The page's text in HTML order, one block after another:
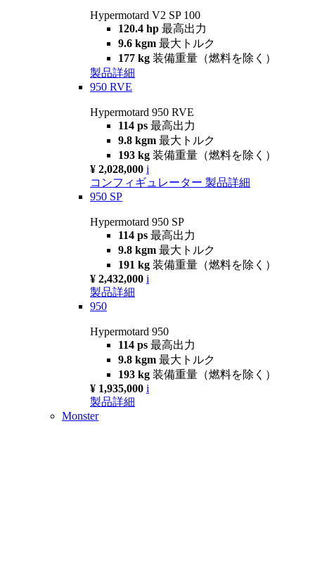
Hypermotard V2 SP 100
120.4 hp 最高出力
9.6 kgm 最大トルク
177 kg 装備重量（燃料を除く）
製品詳細
950 RVE
Hypermotard 950 RVE
114 ps 最高出力
9.8 kgm 最大トルク
193 kg 装備重量（燃料を除く）
¥ 2,028,000 i
コンフィギュレーター 製品詳細
950 SP
Hypermotard 950 SP
114 ps 最高出力
9.8 kgm 最大トルク
191 kg 装備重量（燃料を除く）
¥ 2,432,000 i
製品詳細
950
Hypermotard 950
114 ps 最高出力
9.8 kgm 最大トルク
193 kg 装備重量（燃料を除く）
¥ 1,935,000 i
製品詳細
Monster